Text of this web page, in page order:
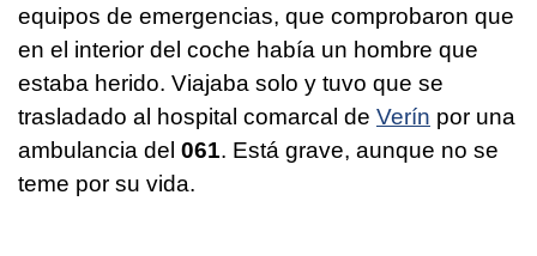
equipos de emergencias, que comprobaron que
en el interior del coche había un hombre que
estaba herido. Viajaba solo y tuvo que se
trasladado al hospital comarcal de Verín por una
ambulancia del 061. Está grave, aunque no se
teme por su vida.